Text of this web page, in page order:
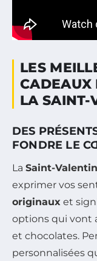
LES
CADEAUX
LA SAINT-
DES
FONDRE LE
La Saint-Valentin
exprimer vos
originaux et
options qui vont
et chocolates.
personnalisées